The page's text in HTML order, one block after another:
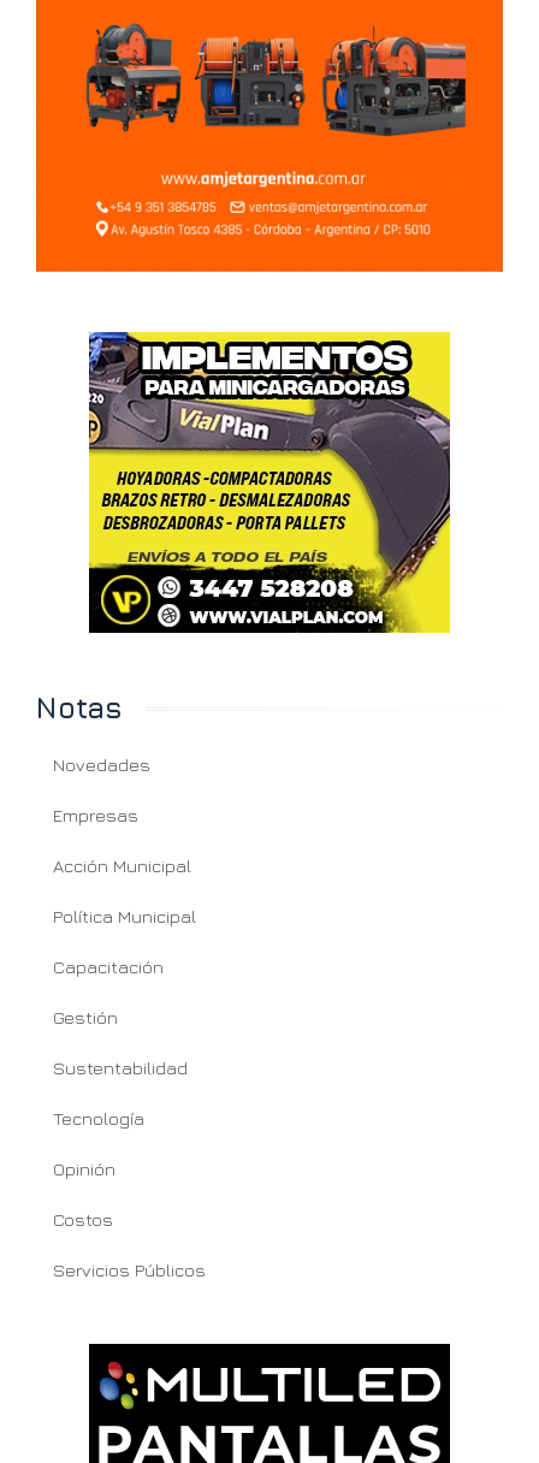
Notas
Novedades
Empresas
Acción Municipal
Política Municipal
Capacitación
Gestión
Sustentabilidad
Tecnología
Opinión
Costos
Servicios Públicos